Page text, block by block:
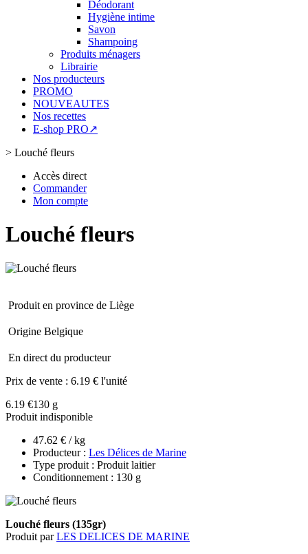
Déodorant
Hygiène intime
Savon
Shampoing
Produits ménagers
Librairie
Nos producteurs
PROMO
NOUVEAUTES
Nos recettes
E-shop PRO↗
> Louché fleurs
Accès direct
Commander
Mon compte
Louché fleurs
Produit en province de Liège
Origine Belgique
En direct du producteur
Prix de vente : 6.19 € l'unité
6.19 €130 g
Produit indisponible
47.62 € / kg
Producteur : Les Délices de Marine
Type produit : Produit laitier
Conditionnement : 130 g
Louché fleurs (135gr)
Produit parLES DELICES DE MARINE